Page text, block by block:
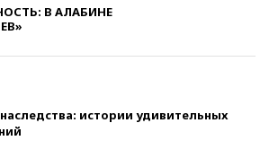
В АЛАБИНЕ
истории удивительных